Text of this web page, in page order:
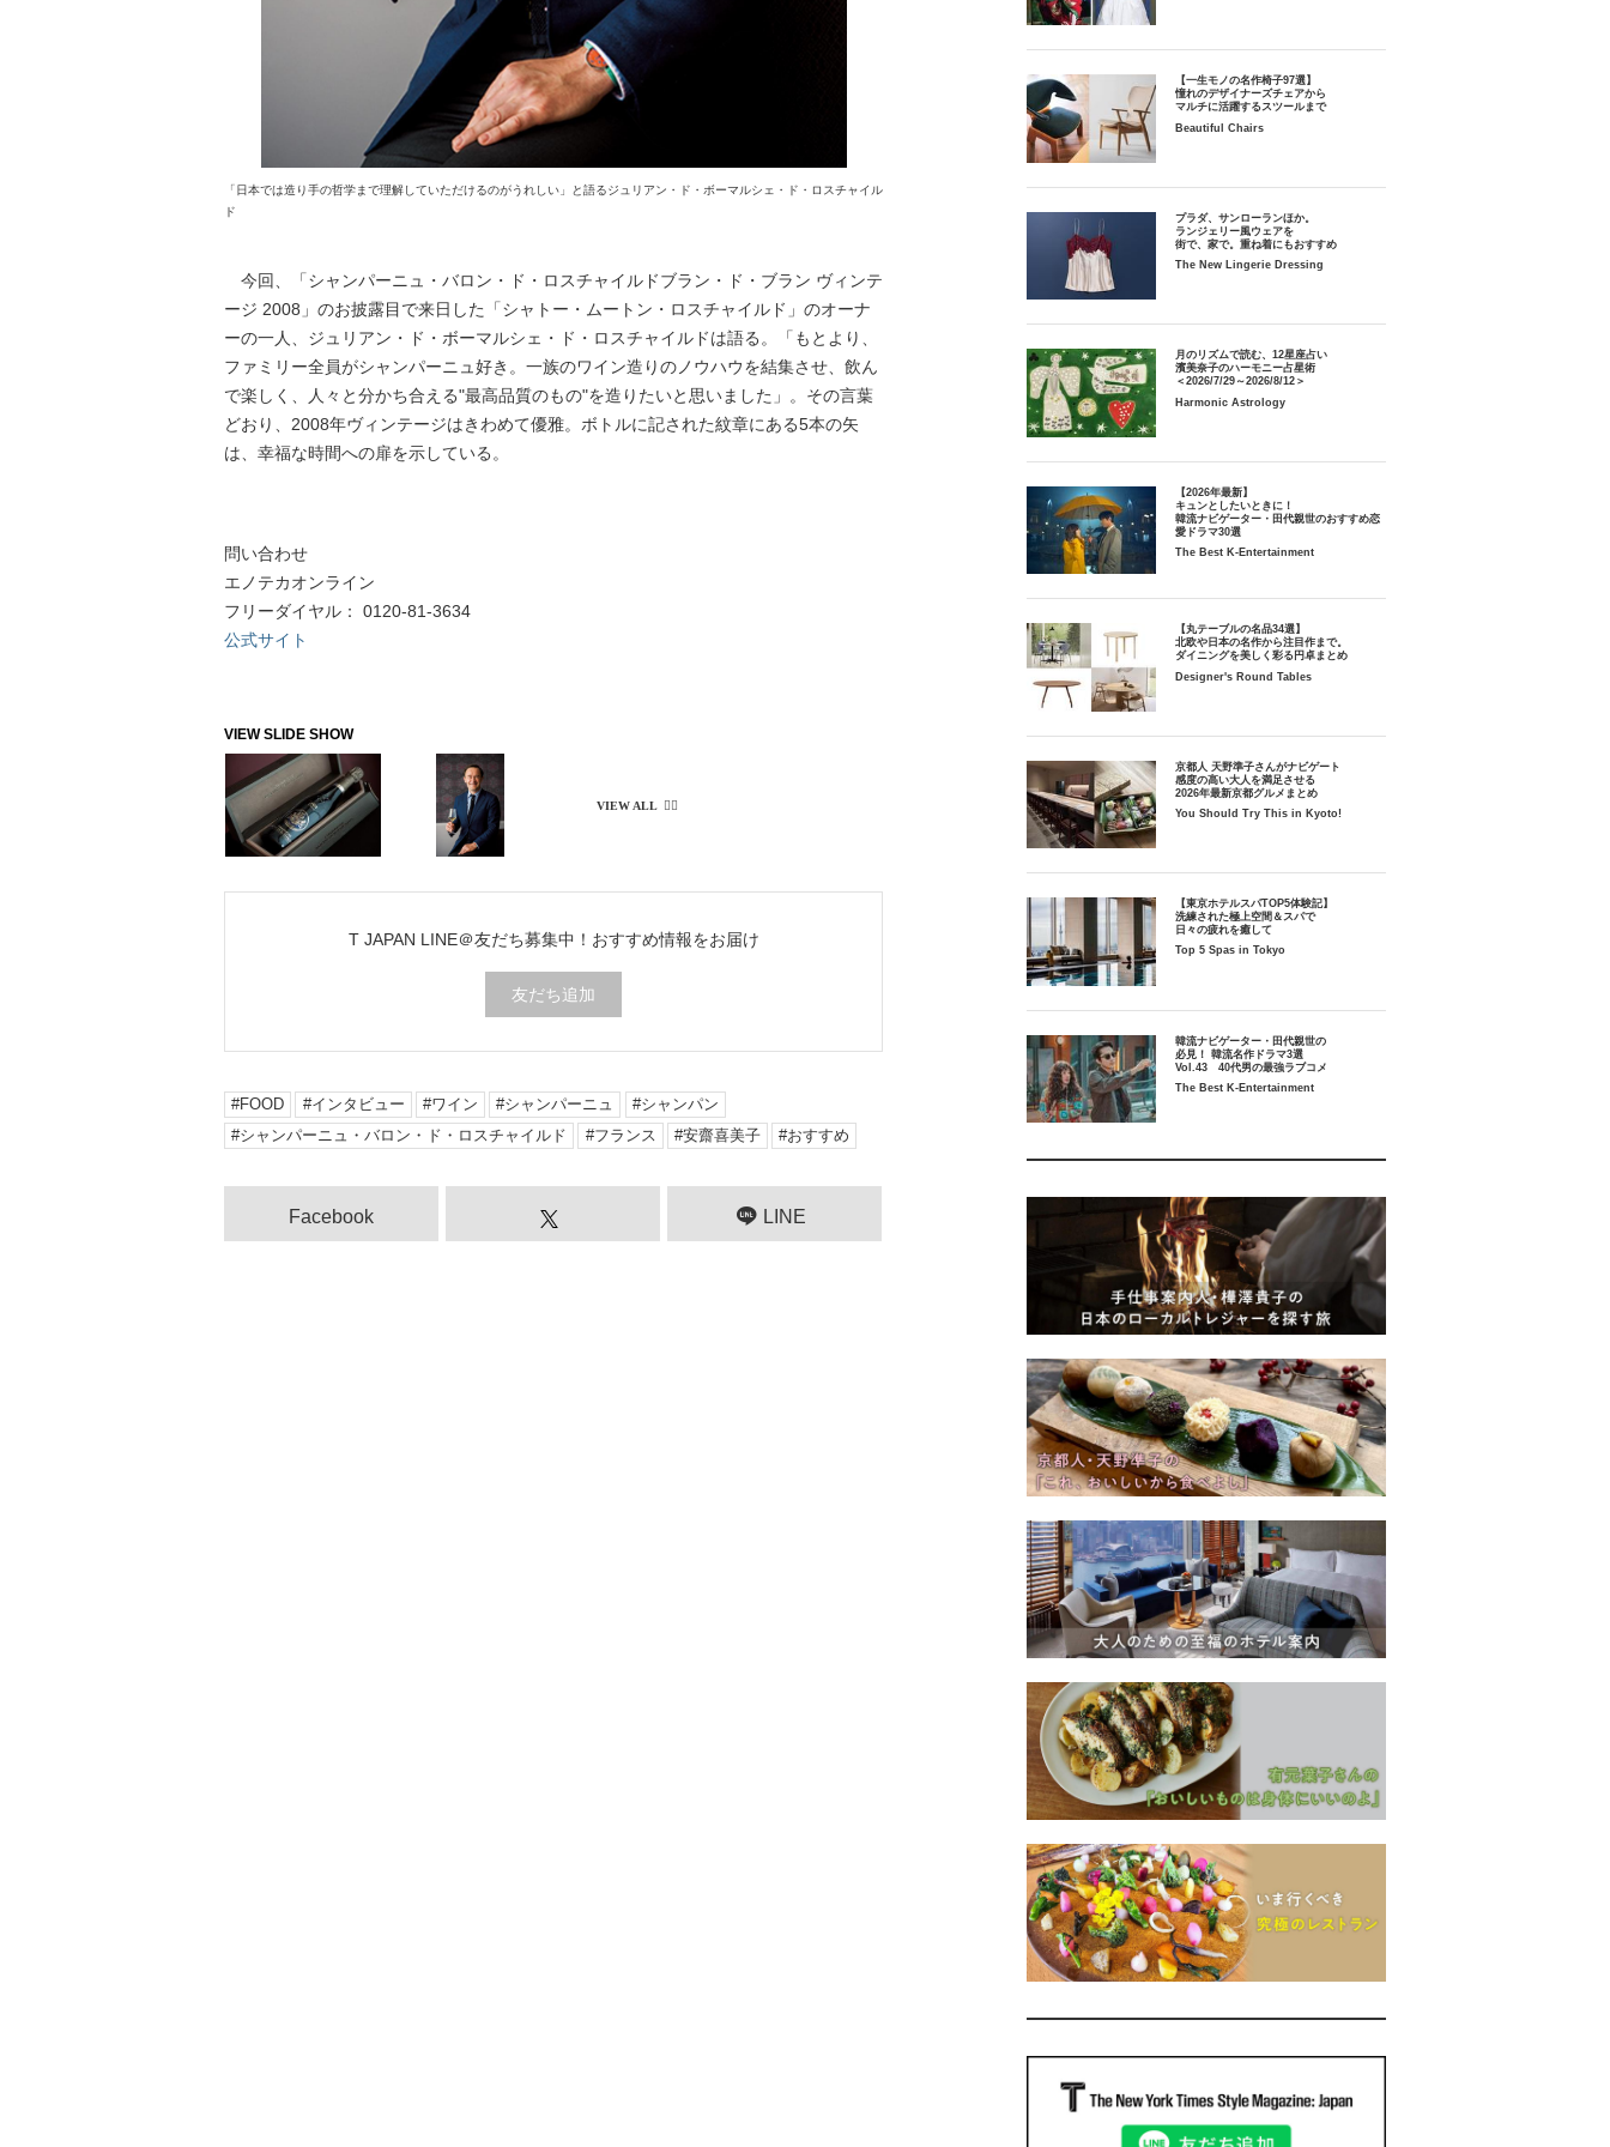
「日本では造り手の哲学まで理解していただけるのがうれしい」と語るジュリアン・ド・ボーマルシェ・ド・ロスチャイル
ド
今回、「シャンパーニュ・バロン・ド・ロスチャイルドブラン・ド・ブラン ヴィンテ
ージ 2008」のお披露目で来日した「シャトー・ムートン・ロスチャイルド」のオーナ
ーの一人、ジュリアン・ド・ボーマルシェ・ド・ロスチャイルドは語る。「もとより、
ファミリー全員がシャンパーニュ好き。一族のワイン造りのノウハウを結集させ、飲ん
で楽しく、人々と分かち合える"最高品質のもの"を造りたいと思いました」。その言葉
どおり、2008年ヴィンテージはきわめて優雅。ボトルに記された紋章にある5本の矢
は、幸福な時間への扉を示している。
問い合わせ
エノテカオンライン
フリーダイヤル： 0120-81-3634
公式サイト
T JAPAN LINE＠友だち募集中！ おすすめ情報をお届け
友だち追加
FOOD インタビュー ワイン シャンパーニュ
シャンパン
シャンパーニュ・バロン・ド・ロスチャイルド
フランス 安齋喜美子 おすすめ
Facebook LINE
【一生モノの名作椅子97選】
憧れのデザイナーズチェアから
マルチに活躍するスツールまで
Beautiful Chairs
プラダ、サンローランほか。
ランジェリー風ウェアを
街で、家で。重ね着にもおすすめ
The New Lingerie Dressing
月のリズムで読む、12星座占い
濱美奈子のハーモニー占星術
＜2026/7/29～2026/8/12＞
Harmonic Astrology
【2026年最新】
キュンとしたいときに！
韓流ナビゲーター・田代親世のおすすめ恋
愛ドラマ30選
The Best K-Entertainment
【丸テーブルの名品34選】
北欧や日本の名作から注目作まで。
ダイニングを美しく彩る円卓まとめ
Designer's Round Tables
京都人 天野準子さんがナビゲート
感度の高い大人を満足させる
2026年最新京都グルメまとめ
You Should Try This in Kyoto!
【東京ホテルスパTOP5体験記】
洗練された極上空間＆スパで
日々の疲れを癒して
Top 5 Spas in Tokyo
韓流ナビゲーター・田代親世の
必見！ 韓流名作ドラマ3選
Vol.43 40代男の最強ラブコメ
The Best K-Entertainment